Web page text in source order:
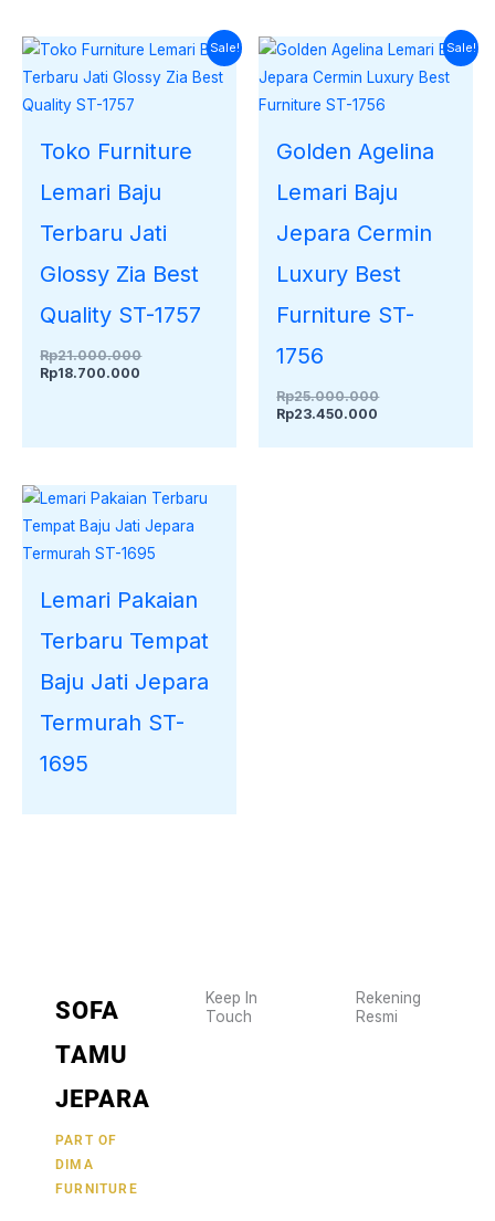
Sale!
Toko Furniture
Lemari Baju
Terbaru Jati
Glossy Zia Best
Quality ST-1757
Rp21.000.000
Harga
aslinya
adalah:
Rp18.700.000
Harga
saat
ini
Sale!
Golden Agelina
Lemari Baju
Jepara Cermin
Luxury Best
Furniture ST-
1756
Rp25.000.000
Harga
aslinya
adalah:
Rp25.000.000.
Rp23.450.000
Harga
saat
ini
adalah:
Rp23.450.000.
Lemari Pakaian
Terbaru Tempat
Baju Jati Jepara
Termurah ST-
1695
SOFA
TAMU
JEPARA
PART OF
DIMA
FURNITURE
Keep In
Touch
Rekening
Resmi